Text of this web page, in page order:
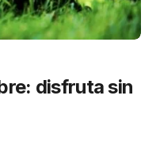
disfruta sin